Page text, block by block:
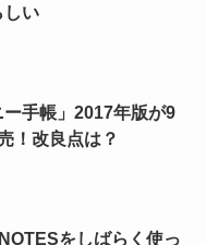
しい
ー手帳」2017年版が9
！改良点は？
をしばらく使っ